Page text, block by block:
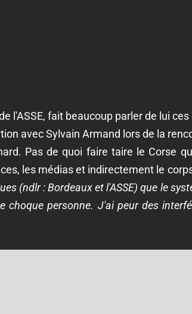
l'ASSE, fait beaucoup parler de lui
avec Sylvain Armand lors de la
Pas de quoi faire taire le Corse
les médias et indirectement le
(ndlr : Bordeaux et l'ASSE) que le
choque personne. J'ai peur des